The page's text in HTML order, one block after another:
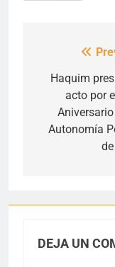
de
entradas
Haquim
acto por
Autonomía
DEJA UN